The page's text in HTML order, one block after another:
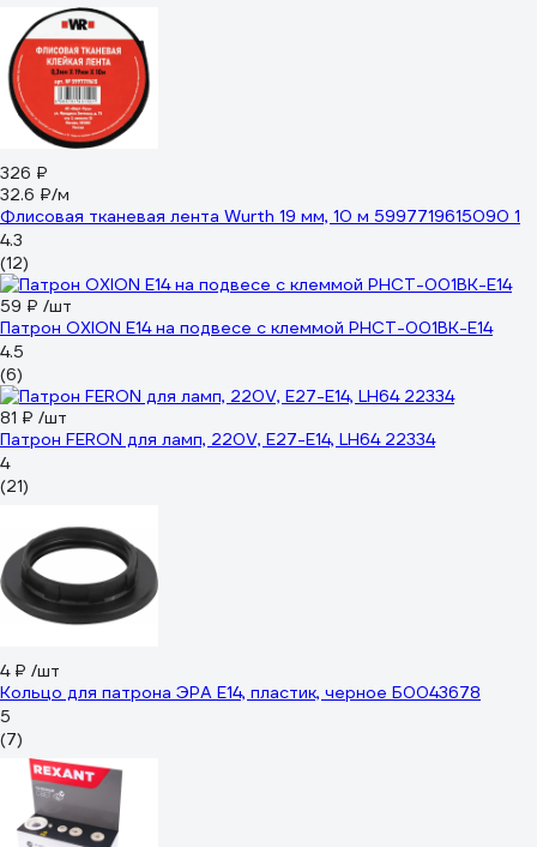
326 ₽
32.6 ₽/м
Флисовая тканевая лента Wurth 19 мм, 10 м 5997719615090 1
4.3
(12)
59 ₽ /шт
Патрон OXION Е14 на подвесе с клеммой PHCT-001BK-E14
4.5
(6)
81 ₽ /шт
Патрон FERON для ламп, 220V, E27-E14, LH64 22334
4
(21)
4 ₽ /шт
Кольцо для патрона ЭРА E14, пластик, черное Б0043678
5
(7)